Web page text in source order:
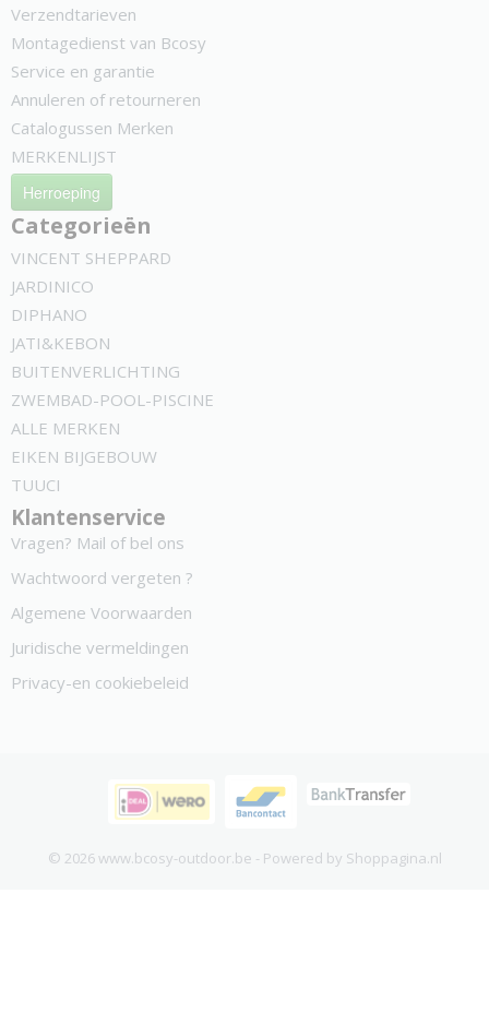
Verzendtarieven
Montagedienst van Bcosy
Service en garantie
Annuleren of retourneren
Catalogussen Merken
MERKENLIJST
Herroeping
Categorieën
VINCENT SHEPPARD
JARDINICO
DIPHANO
JATI&KEBON
BUITENVERLICHTING
ZWEMBAD-POOL-PISCINE
ALLE MERKEN
EIKEN BIJGEBOUW
TUUCI
Klantenservice
Vragen? Mail of bel ons
Wachtwoord vergeten ?
Algemene Voorwaarden
Juridische vermeldingen
Privacy-en cookiebeleid
© 2026 www.bcosy-outdoor.be - Powered by Shoppagina.nl